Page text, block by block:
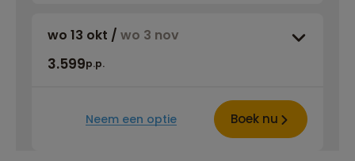
wo 13 okt / wo 3 nov
3.599p.p.
Neem een optie Boek nu